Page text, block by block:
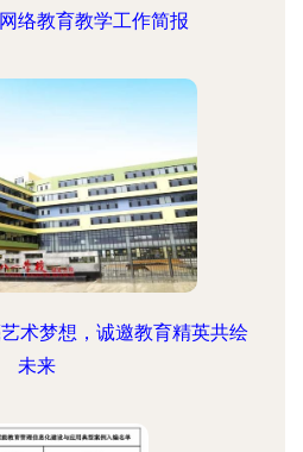
络教育教学工作简报
术梦想，诚邀教育精英共绘
未来